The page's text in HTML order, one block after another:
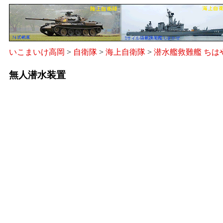
いこまいけ高岡 > 自衛隊 > 海上自衛隊 > 潜水艦救難艦 ちは
無人潜水装置